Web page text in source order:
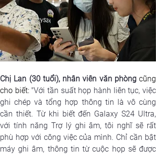
Chị Lan (30 tuổi), nhân viên văn phòng cũng
cho biết: "Với tần suất họp hành liên tục, việc
ghi chép và tổng hợp thông tin là vô cùng
cần thiết. Từ khi biết đến Galaxy S24 Ultra,
với tính năng Trợ lý ghi âm, tôi nghĩ sẽ rất
phù hợp với công việc của mình. Chỉ cần bật
máy ghi âm, thông tin từ cuộc họp sẽ được